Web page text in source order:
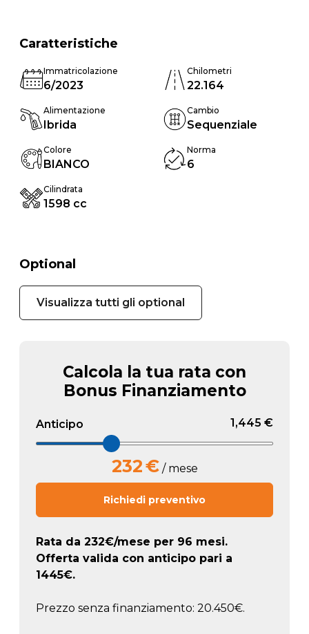
Caratteristiche
Immatricolazione
6/2023
Chilometri
22.164
Alimentazione
Ibrida
Cambio
Sequenziale
Colore
BIANCO
Norma
6
Cilindrata
1598 cc
Optional
Visualizza tutti gli optional
Calcola la tua rata con
Bonus Finanziamento
Anticipo 1,445 €
232€/ mese
Richiedi preventivo
Rata da 232€/mese per 96 mesi.
Offerta valida con anticipo pari a
1445€.
Prezzo senza finanziamento: 20.450€.